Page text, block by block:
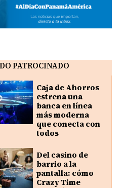
PATROCINADO
Caja de Ahorros
estrena una
banca en línea
más moderna
que conecta con
todos
Del casino de
barrio a la
pantalla: cómo
Crazy Time